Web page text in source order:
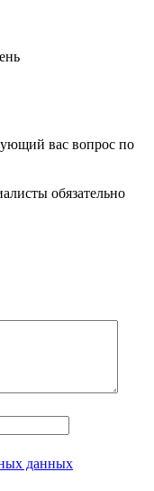
вас вопрос по
обязательно
данных